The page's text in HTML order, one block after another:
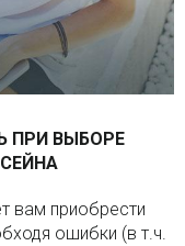
ПРИ ВЫБОРЕ
вам приобрести
ошибки (в т.ч.